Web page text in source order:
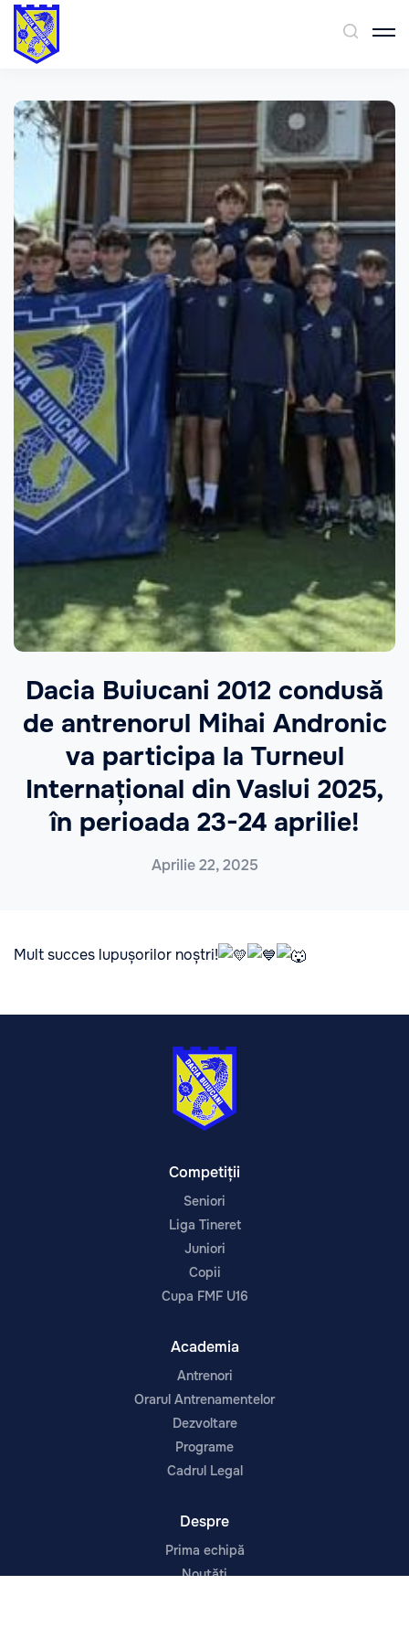
Dacia Buiucani 2012 condusă
de antrenorul Mihai Andronic
va participa la Turneul
Internațional din Vaslui 2025,
în perioada 23-24 aprilie!
Aprilie 22, 2025
Mult succes lupușorilor noștri!
Competiții
Seniori
Liga Tineret
Juniori
Copii
Cupa FMF U16
Academia
Antrenori
Orarul Antrenamentelor
Dezvoltare
Programe
Cadrul Legal
Despre
Prima echipă
Noutăți